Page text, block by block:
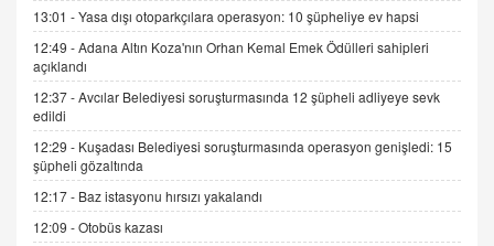
İNCİ GÜL AKÖL
06.07.2026 13:00
ADEM AKÖL
Esed Destekçilerinin Yüzüne Vurulan Şamar:
Sednaya
11.12.2024 12:30
13:01 -Yasa dışı otoparkçılara operasyon: 10 şüpheliye ev hapsi
12:49 -Adana Altın Koza'nın Orhan Kemal Emek Ödülleri sahipleri
açıklandı
12:37 -Avcılar Belediyesi soruşturmasında 12 şüpheli adliyeye sevk
edildi
12:29 - Kuşadası Belediyesi soruşturmasında operasyon genişledi: 15
şüpheli gözaltında
12:17 - Baz istasyonu hırsızı yakalandı
12:09 -Otobüs kazası